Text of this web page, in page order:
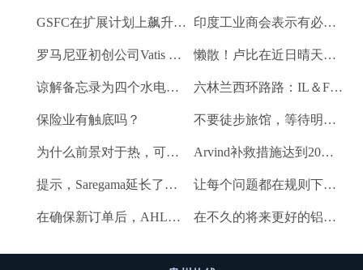
GSFC在扩展计划上飙升2％ 印度工业商会表示有必要进一步推动家庭消费和私人投资
罗马尼亚初创公司Vatis Tech为其人工智能在线语音识别平台筹集了20万欧元 懒散！卢比在近日晴天结束
谅解备忘录为四个水电项目的发展，总容量为293兆瓦 六林兰西环路路：IL＆FS运输汇编2％
保险业有触底吗？ 不要徒步旅馆，等待明确的工资和价格通胀迹象，IMF告诉喂养
为什么前景对于热，可再生和石油和天然气项目稳定？ Arvind补救措施达到20％的上路
提示，Saregama延长了强大的卷 让每个问题都在规则下讨论议会：PM Modi.
在确保新订单后，AHLUWALIA合同率获3％ 在不久的将来更好的铝业股票的时间？